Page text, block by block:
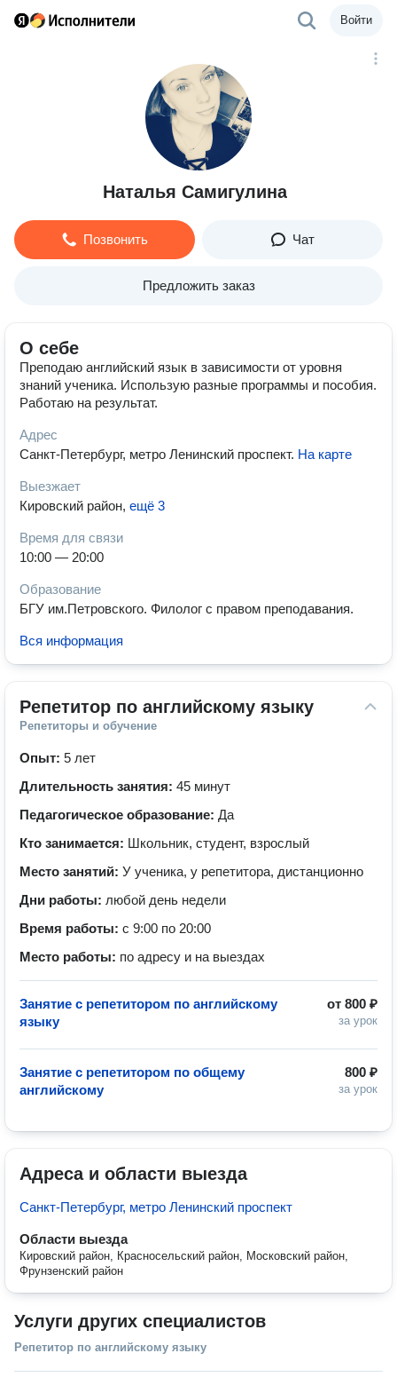
Войти
Наталья Самигулина
Позвонить Чат
Предложить заказ
О себе
Преподаю английский язык в зависимости от уровня
знаний ученика. Использую разные программы и пособия.
Работаю на результат.
Адрес
Санкт-Петербург, метро Ленинский проспект. На карте
Выезжает
Кировский район, ещё 3
Время для связи
10:00 — 20:00
Образование
БГУ им.Петровского. Филолог с правом преподавания.
Вся информация
Репетитор по английскому языку
Репетиторы и обучение
Опыт: 5 лет
Длительность занятия: 45 минут
Педагогическое образование: Да
Кто занимается: Школьник, студент, взрослый
Место занятий: У ученика, у репетитора, дистанционно
Дни работы: любой день недели
Время работы: с 9:00 по 20:00
Место работы: по адресу и на выездах
от 800 ₽
за урок
Занятие с репетитором по английскому
языку
800 ₽
за урок
Занятие с репетитором по общему
английскому
Адреса и области выезда
Санкт-Петербург, метро Ленинский проспект
Области выезда
Кировский район, Красносельский район, Московский район,
Фрунзенский район
Услуги других специалистов
Репетитор по английскому языку